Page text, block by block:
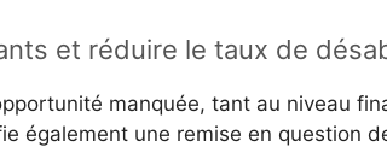
et réduire le taux de
manquée, tant au niveau
également une remise en question